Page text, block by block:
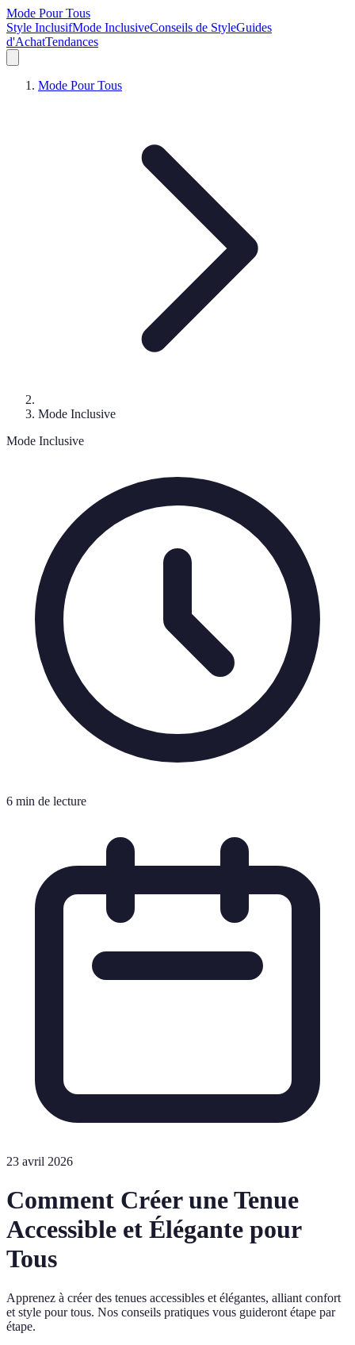
Mode Pour Tous
Style InclusifMode InclusiveConseils de StyleGuides
d'AchatTendances
Mode Pour Tous
Mode Inclusive
Mode Inclusive
6 min de lecture
23 avril 2026
Comment Créer une Tenue
Accessible et Élégante pour
Tous
Apprenez à créer des tenues accessibles et élégantes, alliant confort
et style pour tous. Nos conseils pratiques vous guideront étape par
étape.